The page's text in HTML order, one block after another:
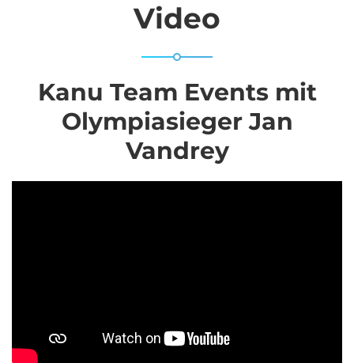
Video
Kanu Team Events mit
Olympiasieger Jan
Vandrey